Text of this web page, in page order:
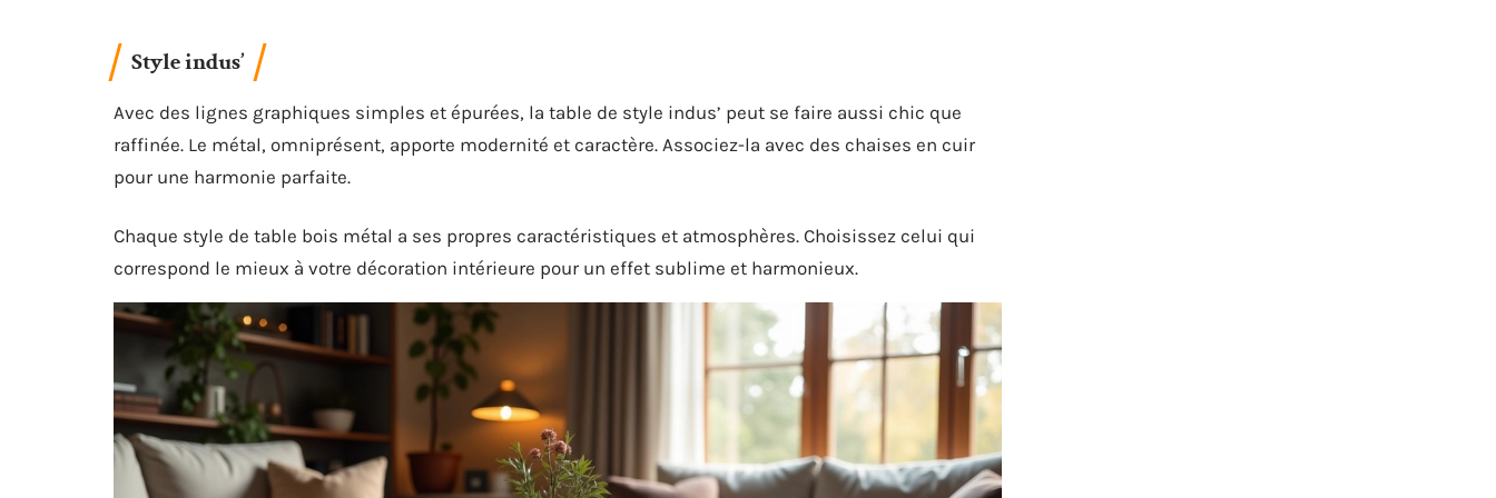
Style indus’
Avec des lignes graphiques simples et épurées, la table de style indus’ peut se faire aussi chic que
raffinée. Le métal, omniprésent, apporte modernité et caractère. Associez-la avec des chaises en cuir
pour une harmonie parfaite.
Chaque style de table bois métal a ses propres caractéristiques et atmosphères. Choisissez celui qui
correspond le mieux à votre décoration intérieure pour un effet sublime et harmonieux.